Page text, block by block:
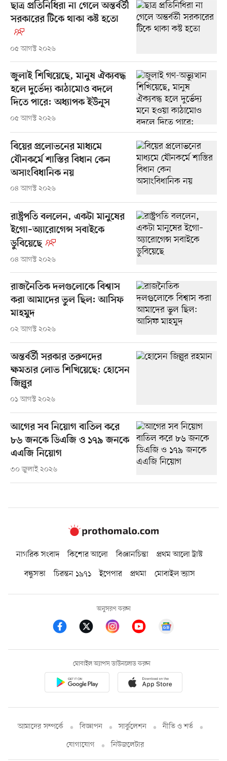
ছাত্র প্রতিনিধিরা না গেলে অন্তর্বর্তী
সরকারের টিকে থাকা কষ্ট হতো
০৫ আগস্ট ২০২৬
জুলাই শিখিয়েছে, মানুষ ঐক্যবদ্ধ
হলে দুর্ভেদ্য কাঠামোও বদলে
দিতে পারে: অধ্যাপক ইউনূস
০৫ আগস্ট ২০২৬
বিয়ের প্রলোভনের মাধ্যমে
যৌনকর্মে শাস্তির বিধান কেন
অসাংবিধানিক নয়
০৪ আগস্ট ২০২৬
রাষ্ট্রপতি বললেন, একটা মানুষের
ইগো–অ্যারোগেন্স সবাইকে
ডুবিয়েছে
০৪ আগস্ট ২০২৬
রাজনৈতিক দলগুলোকে বিশ্বাস
করা আমাদের ভুল ছিল: আসিফ
মাহমুদ
০২ আগস্ট ২০২৬
অন্তর্বর্তী সরকার তরুণদের
ক্ষমতার লোভ শিখিয়েছে: হোসেন
জিল্লুর
০১ আগস্ট ২০২৬
আগের সব নিয়োগ বাতিল করে
৮৬ জনকে ডিএজি ও ১৭৯ জনকে
এএজি নিয়োগ
৩০ জুলাই ২০২৬
নাগরিক সংবাদ কিশোর আলো বিজ্ঞানচিন্তা
প্রথম আলো ট্রাস্ট
বন্ধুসভা
চিরন্তন ১৯৭১ ইপেপার প্রথমা মোবাইল ভ্যাস
অনুসরণ করুন
মোবাইল অ্যাপস ডাউনলোড করুন
আমাদের সম্পর্কে বিজ্ঞাপন সার্কুলেশন
নীতি ও শর্ত
যোগাযোগ
নিউজলেটার